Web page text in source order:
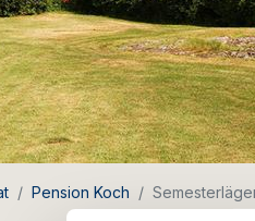
Pension Koch